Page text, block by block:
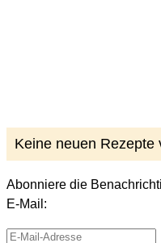
Keine neuen Rezepte
Abonniere die
E-Mail:
E-